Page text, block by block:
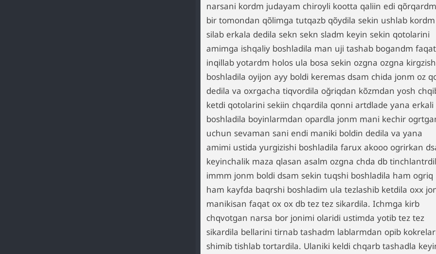
narsani kordm judayam chiroyli kootta qaliin edi qõrqardm
bir tomondan qõlimga tutqazb qõydila sekin ushlab kordm
silab erkala dedila sekn sekn sladm keyin sekin qotolarini
amimga ishqaliy boshladila man uji tashab bogandm faqat
inqillab yotardm holos ula bosa sekin ozgna ozgna
boshladila oyijon ayy boldi keremas dsam chida jonm oz
dedila va oxrgacha tiqvordila oğriqdan kõzmdan yosh
ketdi qotolarini sekiin chqardila qonni artdlade yana erkali
boshladila boyinlarmdan opardla jonm mani kechir
uchun sevaman sani endi maniki boldin dedila va yana
amimi ustida yurgizishi boshladila farux akooo ogrirkan
keyinchalik maza qlasan asalm ozgna chda db
immm jonm boldi dsam sekin tuqshi boshladila ham ogriq
ham kayfda baqrshi boshladim ula tezlashib ketdila oxx
manikisan faqat ox ox db tez tez sikardila. Ichmga kirb
chqvotgan narsa bor jonimi olaridi ustimda yotib tez tez
sikardila bellarini tirnab tashadm lablarmdan opib
shimib tishlab tortardila. Ulaniki keldi chqarb tashadla